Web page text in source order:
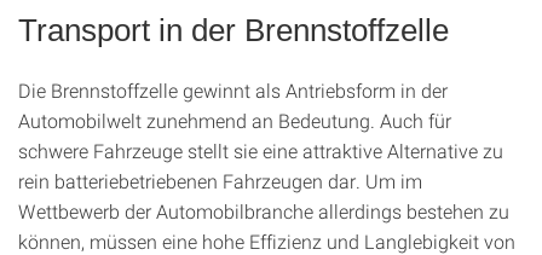
Transport in der Brennstoffzelle
Die Brennstoffzelle gewinnt als Antriebsform in der
Automobilwelt zunehmend an Bedeutung. Auch für
schwere Fahrzeuge stellt sie eine attraktive Alternative zu
rein batteriebetriebenen Fahrzeugen dar. Um im
Wettbewerb der Automobilbranche allerdings bestehen zu
können, müssen eine hohe Effizienz und Langlebigkeit von